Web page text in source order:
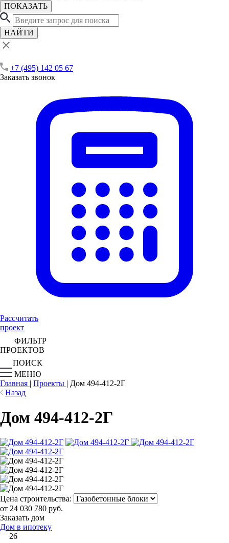
ПОКАЗАТЬ
НАЙТИ
+7 (495) 142 05 67
Заказать звонок
Рассчитать
проект
ФИЛЬТР
ПРОЕКТОВ
ПОИСК
МЕНЮ
Главная | Проекты | Дом 494-412-2Г
Назад
Дом 494-412-2Г
Цена строительства:
от 24 030 780 руб.
Заказать дом
Дом в ипотеку
26